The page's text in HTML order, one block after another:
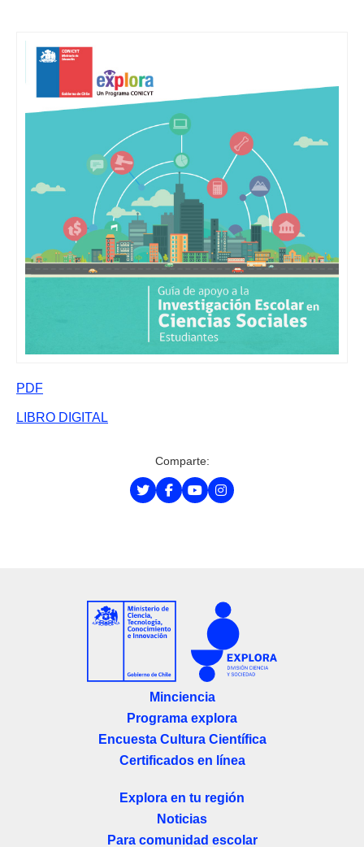
PDF
LIBRO DIGITAL
Comparte:
Minciencia
Programa explora
Encuesta Cultura Científica
Certificados en línea
Explora en tu región
Noticias
Para comunidad escolar